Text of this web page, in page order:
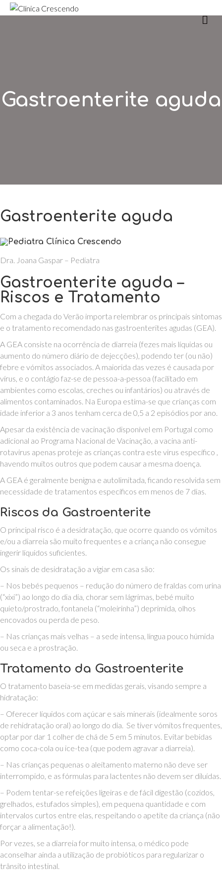
Gastroenterite aguda
Gastroenterite aguda
Dra. Joana Gaspar – Pediatra
Gastroenterite aguda –
Riscos e Tratamento
Com a chegada do Verão importa relembrar os principais sintomas
e o tratamento recomendado nas gastroenterites agudas (GEA).
A GEA consiste na ocorrência de diarreia (fezes mais líquidas ou
aumento do número diário de dejecções), podendo ter (ou não)
febre e vómitos associados. A maiorida das vezes é causada por
vírus, e o contágio faz-se de pessoa-a-pessoa (facilitado em
ambientes como escolas, creches ou infantários) ou através de
alimentos contaminados. Na Europa estima-se que crianças com
idade inferior a 3 anos tenham cerca de 0,5 a 2 episódios por ano.
Apesar da existência de vacinação disponível em Portugal como
adicional ao Programa Nacional de Vacinação, a vacina anti-
rotavirus apenas proteje as crianças contra este virus específico ,
havendo muitos outros que podem causar a mesma doença.
A GEA é geralmente benigna e autolimitada, ficando resolvida sem
necessidade de tratamentos específicos em menos de 7 dias.
Riscos da Gastroenterite
O principal risco é a desidratação, que ocorre quando os vómitos
e/ou a diarreia são muito frequentes e a criança não consegue
ingerir líquidos suficientes.
Os sinais de desidratação a vigiar em casa são:
– Nos bebés pequenos – redução do número de fraldas com urina
(“xixi”) ao longo do dia dia, chorar sem lágrimas, bebé muito
quieto/prostrado, fontanela (“moleirinha”) deprimida, olhos
encovados ou perda de peso.
– Nas crianças mais velhas – a sede intensa, língua pouco húmida
ou seca e a prostração.
Tratamento da Gastroenterite
O tratamento baseia-se em medidas gerais, visando sempre a
hidratação:
– Oferecer líquidos com açúcar e sais minerais (idealmente soros
de rehidratação oral) ao longo do dia. Se tiver vómitos frequentes,
optar por dar 1 colher de chá de 5 em 5 minutos. Evitar bebidas
como coca-cola ou ice-tea (que podem agravar a diarreia).
– Nas crianças pequenas o aleitamento materno não deve ser
interrompido, e as fórmulas para lactentes não devem ser diluídas.
– Podem tentar-se refeições ligeiras e de fácil digestão (cozidos,
grelhados, estufados simples), em pequena quantidade e com
intervalos curtos entre elas, respeitando o apetite da criança (não
forçar a alimentação!).
Por vezes, se a diarreia for muito intensa, o médico pode
aconselhar ainda a utilização de probióticos para regularizar o
trânsito intestinal.